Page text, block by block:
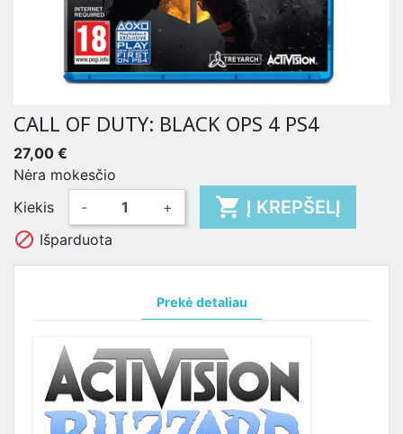
CALL OF DUTY: BLACK OPS 4 PS4
27,00 €
Nėra mokesčio
Kiekis
- +  Į KREPŠELĮ
 Išparduota
Prekė detaliau